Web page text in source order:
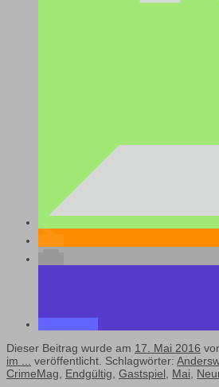
Dieser Beitrag wurde am 17. Mai 2016
im ... veröffentlicht. Schlagwörter:
CrimeMag, Endgültig, Gastspiel, Mai,